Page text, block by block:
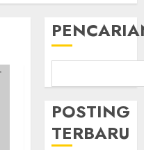
POSTING
TERBARU